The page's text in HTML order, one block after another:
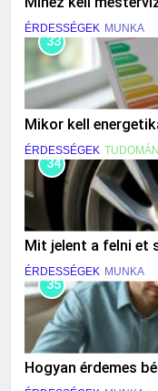
ÉRDESSÉGEK MUNKA
33
Mikor kell
ÉRDESSÉGEK
34
Mit jelent a felni et
ÉRDESSÉGEK MUNKA
35
Hogyan érdemes